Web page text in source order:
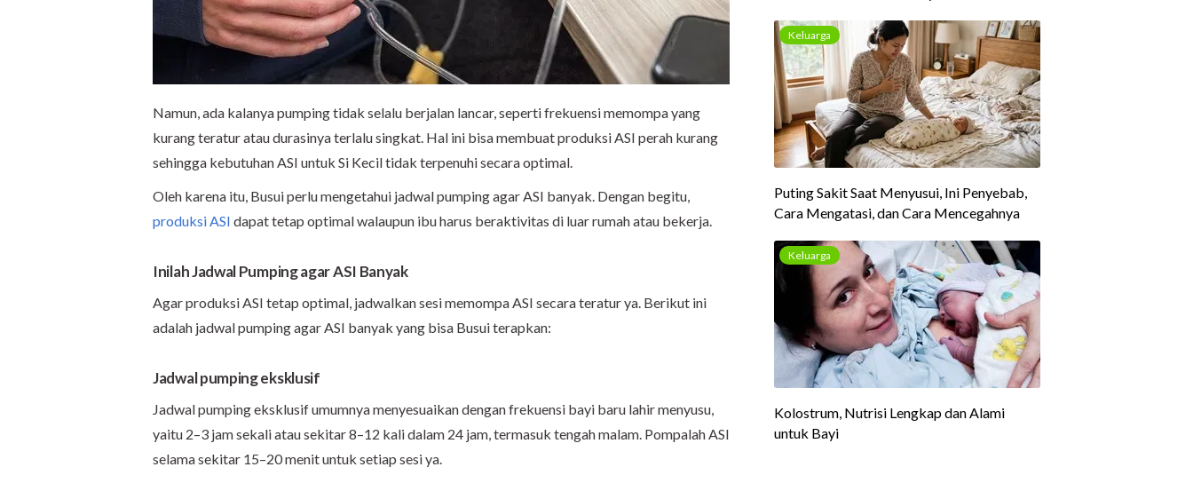
Namun, ada kalanya pumping tidak selalu berjalan lancar, seperti frekuensi memompa yang
kurang teratur atau durasinya terlalu singkat. Hal ini bisa membuat produksi ASI perah kurang
sehingga kebutuhan ASI untuk Si Kecil tidak terpenuhi secara optimal.
Oleh karena itu, Busui perlu mengetahui jadwal pumping agar ASI banyak. Dengan begitu,
produksi ASI dapat tetap optimal walaupun ibu harus beraktivitas di luar rumah atau bekerja.
Inilah Jadwal Pumping agar ASI Banyak
Agar produksi ASI tetap optimal, jadwalkan sesi memompa ASI secara teratur ya. Berikut ini
adalah jadwal pumping agar ASI banyak yang bisa Busui terapkan:
Jadwal pumping eksklusif
Jadwal pumping eksklusif umumnya menyesuaikan dengan frekuensi bayi baru lahir menyusu,
yaitu 2–3 jam sekali atau sekitar 8–12 kali dalam 24 jam, termasuk tengah malam. Pompalah ASI
selama sekitar 15–20 menit untuk setiap sesi ya.